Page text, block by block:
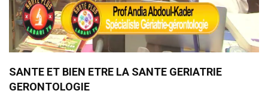
SANTE ET BIEN ETRE LA SANTE GERIATRIE
GERONTOLOGIE